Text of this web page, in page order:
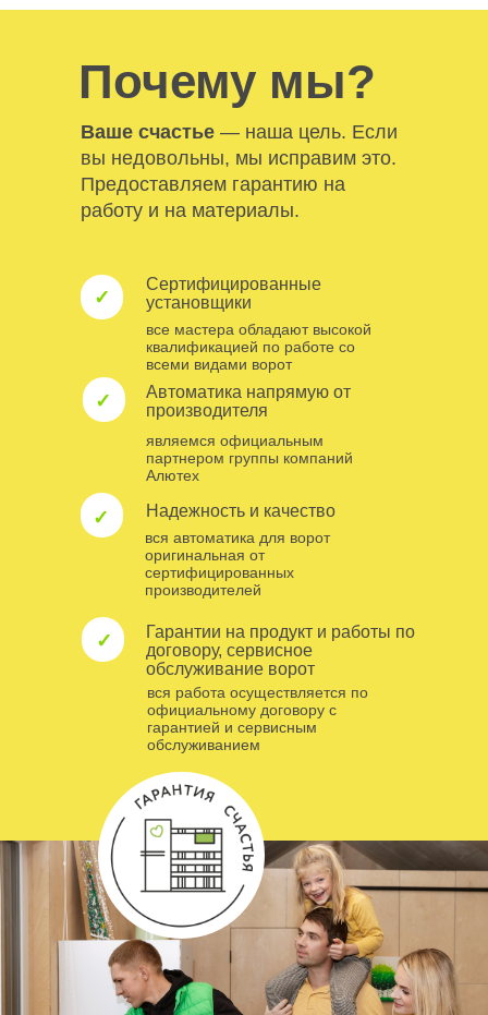
и подойдут под любой стиль. Ворота
или металла.
Ваше счастье — наша цель. Если
вы недовольны, мы исправим это.
Предоставляем гарантию на
работу и на материалы.
Сертифицированные
установщики
все мастера обладают высокой
квалификацией по работе со
всеми видами ворот
Автоматика напрямую от
производителя
вся автоматика для ворот
оригинальная от
сертифицированных
производителей
Надежность и качество
являемся официальным
партнером группы компаний
Алютех
Гарантии на продукт и работы по
договору, сервисное
обслуживание ворот
вся работа осуществляется по
официальному договору с
гарантией и сервисным
обслуживанием
✓
✓
✓
✓
Почему мы?